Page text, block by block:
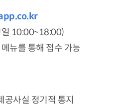
10:00~18:00)
뉴를 통해 접수 가능
공사실 정기적 통지